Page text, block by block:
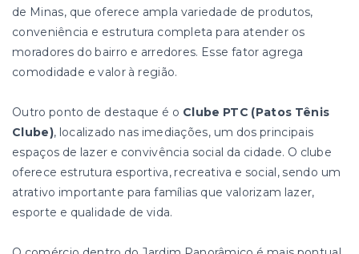
de Minas, que oferece ampla variedade de produtos,
conveniência e estrutura completa para atender os
moradores do bairro e arredores. Esse fator agrega
comodidade e valor à região.
Outro ponto de destaque é o Clube PTC (Patos Tênis
Clube), localizado nas imediações, um dos principais
espaços de lazer e convivência social da cidade. O clube
oferece estrutura esportiva, recreativa e social, sendo um
atrativo importante para famílias que valorizam lazer,
esporte e qualidade de vida.